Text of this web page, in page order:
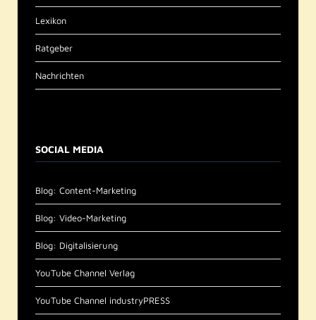
Lexikon
Ratgeber
Nachrichten
SOCIAL MEDIA
Blog: Content-Marketing
Blog: Video-Marketing
Blog: Digitalisierung
YouTube Channel Verlag
YouTube Channel industryPRESS